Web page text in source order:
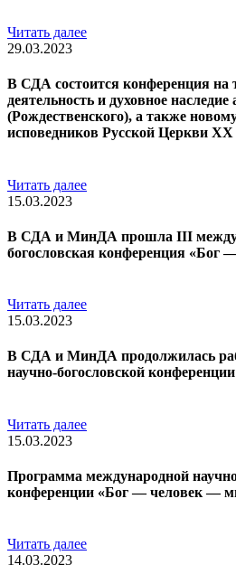
Читать далее
29.03.2023
В СДА состоится конференция на
деятельность и духовное
(Рождественского), а также
исповедников Русской Церкви ХХ
Читать далее
15.03.2023
В СДА и МинДА прошла III
богословская конференция «Бог
Читать далее
15.03.2023
В СДА и МинДА продолжилась
научно-богословской
Читать далее
15.03.2023
Программа международной
конференции «Бог — человек —
Читать далее
14.03.2023